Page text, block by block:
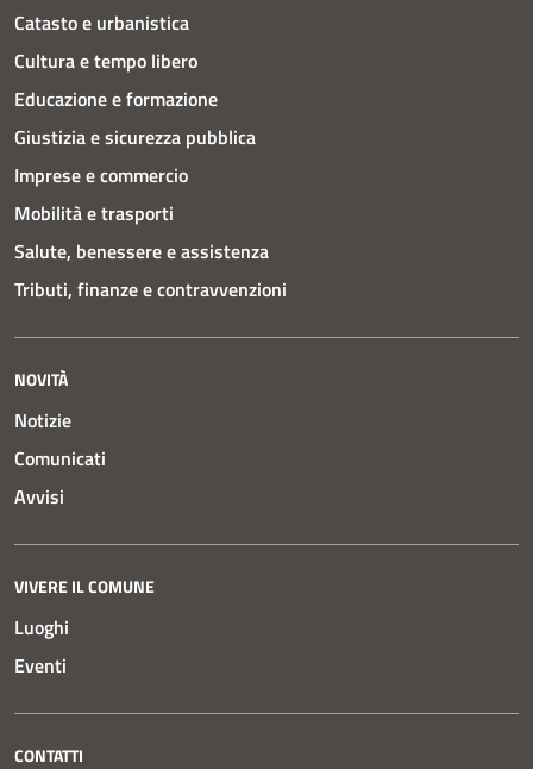
Catasto e urbanistica
Cultura e tempo libero
Educazione e formazione
Giustizia e sicurezza pubblica
Imprese e commercio
Mobilità e trasporti
Salute, benessere e assistenza
Tributi, finanze e contravvenzioni
NOVITÀ
Notizie
Comunicati
Avvisi
VIVERE IL COMUNE
Luoghi
Eventi
CONTATTI